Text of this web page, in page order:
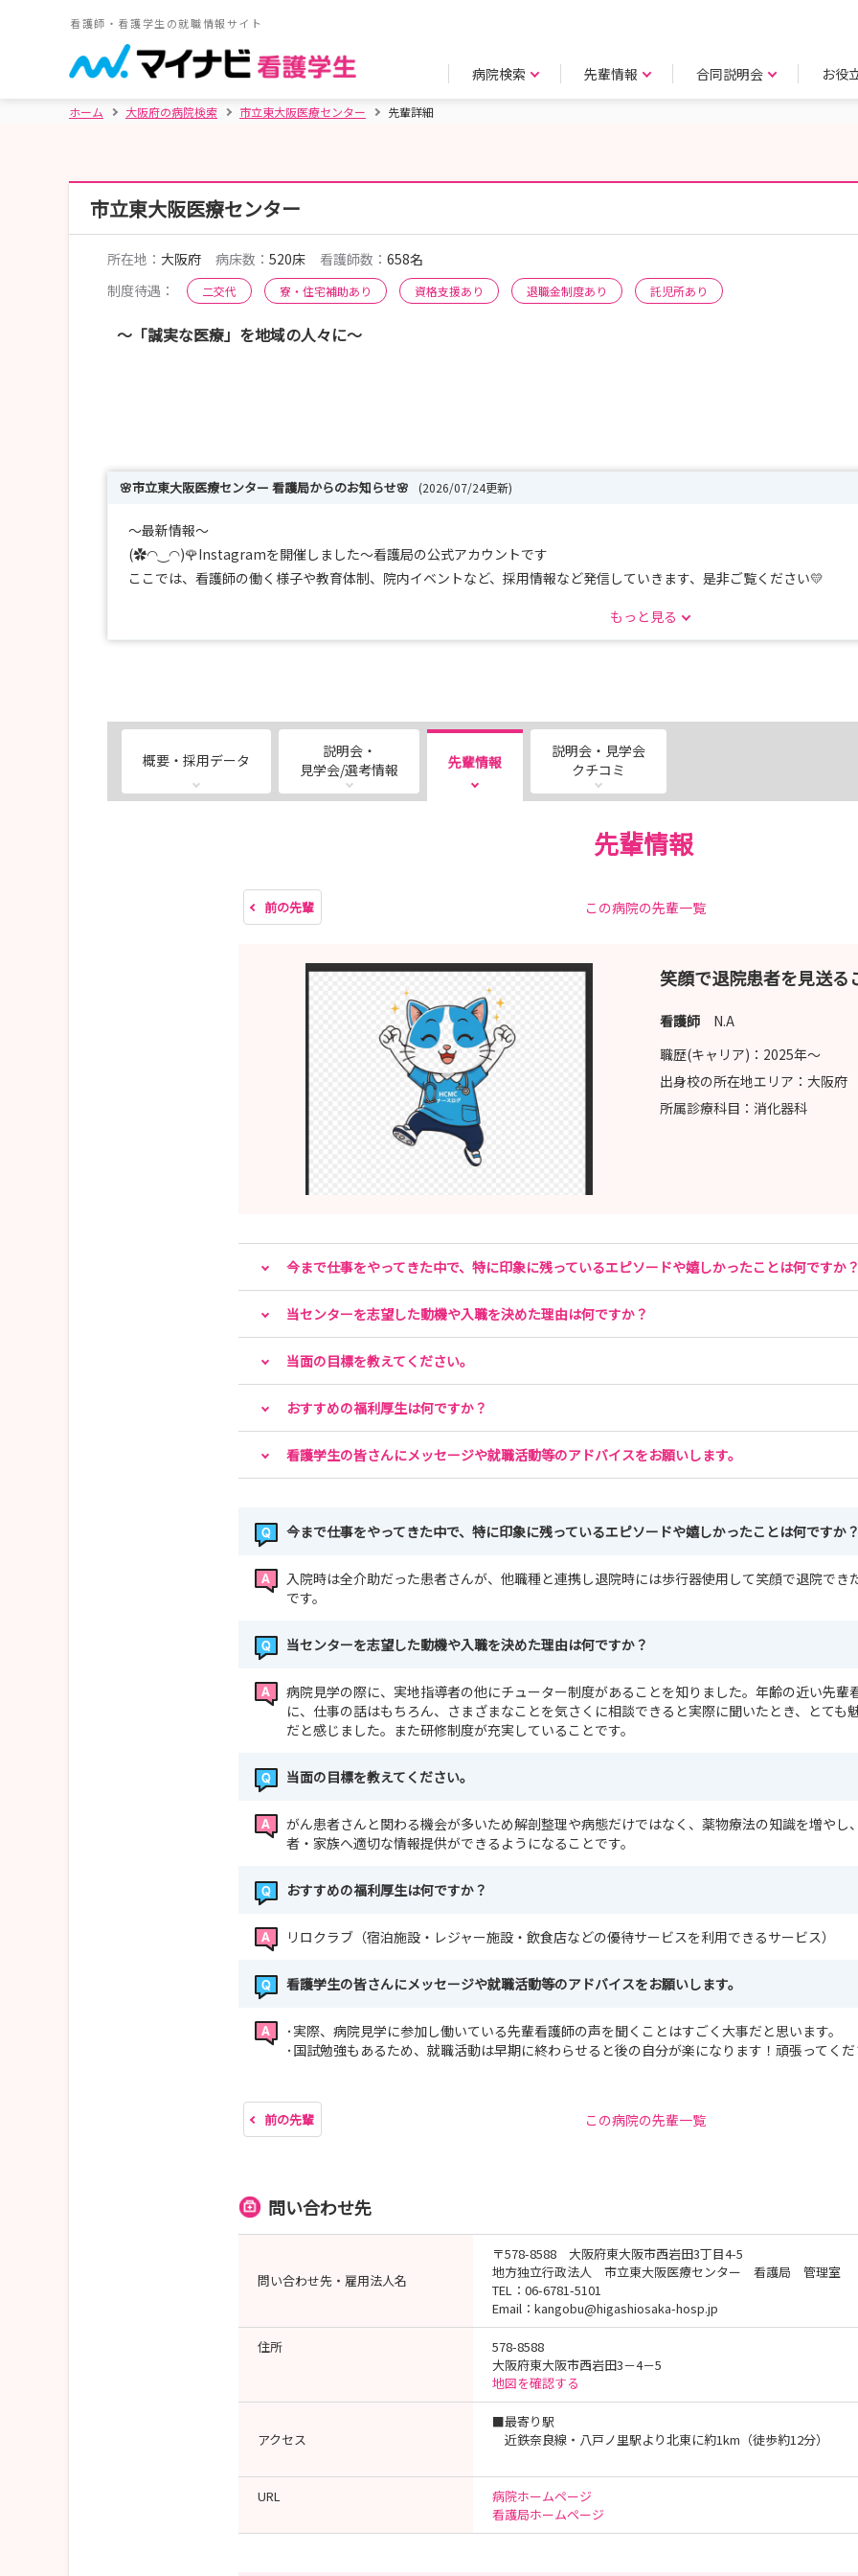
看護師・看護学生の就職情報サイト
病院検索 先輩情報 合同説明会 お役
ホーム 大阪府の病院検索 市立東大阪医療センター 先輩詳細
市立東大阪医療センター
所在地： 大阪府 病床数： 520床 看護師数： 658名
制度待遇：
二交代 寮・住宅補助あり 資格支援あり 退職金制度あり 託児所あり
～「誠実な医療」を地域の人々に～
🌸市立東大阪医療センター 看護局からのお知らせ🌸 (2026/07/24更新)
～最新情報～
(✿◠‿◠)🌹Instagramを開催しました～看護局の公式アカウントです
ここでは、看護師の働く様子や教育体制、院内イベントなど、採用情報など発信していきます、是非ご覧ください💛
冬季・春季のインターンシップのご参加お待ちしております。
詳しくは、当センターのホームページよりチェックしてくださいね🌟
・・・・・・・・・・・・・・・・・・・・・・・・・・・・・・・・・・・・・・・・
病院ホームページでは、動画や写真をたくさん掲載中です。たくさんの情報を掲載しておりますので、チェックしてくださ
新規採用者の様子やインターンシップの風景もぜひチェックしてください🌸
“あなたの成長をみんなで支える” — それが私たちの継続教育です。
どの段階でもキャリアアップできる【選択研修】を導入しています！
まずは病院見学会で、教育支援・福利厚生・先輩看護師との交流会を体感してください♪
内容：教育体制・勤務体制・福利厚生の紹介、病棟体験、先輩との交流会など
先輩のリアルな声を聞いて、気になることを何でも質問してください😊
休日開催で、AIロボット手術機器なども見学可能！
もっと見る
概要・採用データ
説明会・
見学会/選考情報
先輩情報
説明会・見学会
クチコミ
先輩情報
前の先輩 この病院の先輩一覧
笑顔で退院患者を見送る
看護師 N.A
職歴(キャリア)： 2025年〜
出身校の所在地エリア： 大阪府
所属診療科目： 消化器科
今まで仕事をやってきた中で、特に印象に残っているエピソードや嬉しかったことは何ですか？
当センターを志望した動機や入職を決めた理由は何ですか？
当面の目標を教えてください。
おすすめの福利厚生は何ですか？
看護学生の皆さんにメッセージや就職活動等のアドバイスをお願いします。
今まで仕事をやってきた中で、特に印象に残っているエピソードや嬉しかったことは何ですか？
入院時は全介助だった患者さんが、他職種と連携し退院時には歩行器使用して笑顔で退院でき
です。
当センターを志望した動機や入職を決めた理由は何ですか？
病院見学の際に、実地指導者の他にチューター制度があることを知りました。年齢の近い先輩
に、仕事の話はもちろん、さまざまなことを気さくに相談できると実際に聞いたとき、とても
だと感じました。また研修制度が充実していることです。
当面の目標を教えてください。
がん患者さんと関わる機会が多いため解剖整理や病態だけではなく、薬物療法の知識を増やし
者・家族へ適切な情報提供ができるようになることです。
おすすめの福利厚生は何ですか？
リロクラブ（宿泊施設・レジャー施設・飲食店などの優待サービスを利用できるサービス）
看護学生の皆さんにメッセージや就職活動等のアドバイスをお願いします。
･実際、病院見学に参加し働いている先輩看護師の声を聞くことはすごく大事だと思います。
･国試勉強もあるため、就職活動は早期に終わらせると後の自分が楽になります！頑張ってくだ
前の先輩 この病院の先輩一覧
問い合わせ先
問い合わせ先・雇用法人名
〒578-8588 大阪府東大阪市西岩田3丁目4-5
地方独立行政法人 市立東大阪医療センター 看護局 管理室
TEL：06-6781-5101
Email：kangobu@higashiosaka-hosp.jp
住所
578-8588
大阪府東大阪市西岩田3－4－5
地図を確認する
アクセス
■最寄り駅
近鉄奈良線・八戸ノ里駅より北東に約1km（徒歩約12分）
URL
病院ホームページ
看護局ホームページ